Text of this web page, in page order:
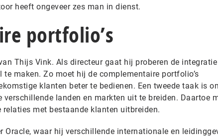
heeft ongeveer zes man in dienst.
portfolio’s
Thijs Vink. Als directeur gaat hij proberen de
maken. Zo moet hij de complementaire portfolio’s
klanten beter te bedienen. Een tweede taak is
landen en markten uit te breiden. Daartoe
met bestaande klanten uitbreiden.
Oracle, waar hij verschillende internationale en